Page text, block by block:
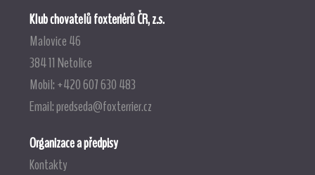
Klub chovatelů foxteriérů ČR, z.s.
Malovice 46
384 11 Netolice
Mobil: +420 607 630 483
Email:predseda@foxterrier.cz
Organizace a předpisy
Kontakty